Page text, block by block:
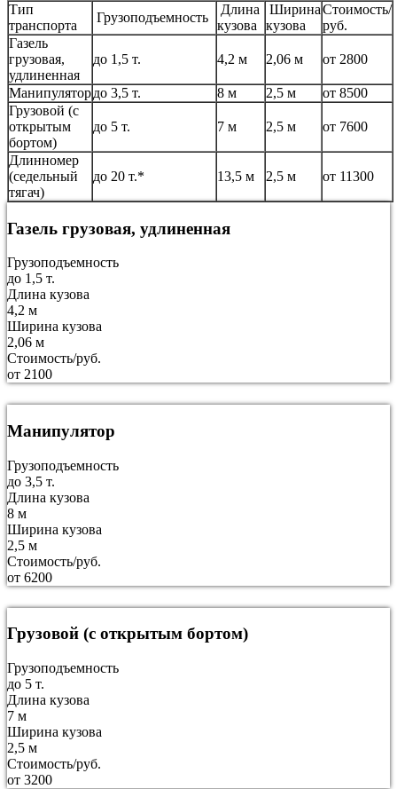
Тип
транспорта
Грузоподъемность
Длина
кузова
Ширина
кузова
Стоимость/
руб.
Газель
грузовая,
удлиненная
до 1,5 т. 4,2 м 2,06 м от 2800
Манипулятордо 3,5 т. 8 м 2,5 м
от 8500
Грузовой (с
открытым
бортом)
до 5 т. 7 м 2,5 м от 7600
Длинномер
(седельный
тягач)
до 20 т.* 13,5 м 2,5 м от 11300
Газель грузовая, удлиненная
Грузоподъемность
до 1,5 т.
Длина кузова
4,2 м
Ширина кузова
2,06 м
Стоимость/руб.
от 2100
Манипулятор
Грузоподъемность
до 3,5 т.
Длина кузова
8 м
Ширина кузова
2,5 м
Стоимость/руб.
от 6200
Грузовой (с открытым бортом)
Грузоподъемность
до 5 т.
Длина кузова
7 м
Ширина кузова
2,5 м
Стоимость/руб.
от 3200